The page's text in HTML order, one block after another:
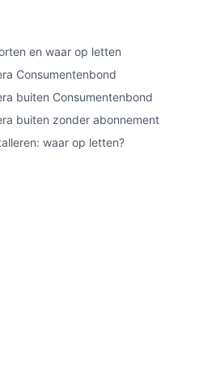
en waar op letten
Consumentenbond
buiten Consumentenbond
buiten zonder abonnement
waar op letten?